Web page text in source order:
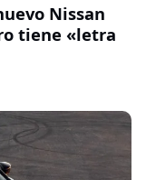
Nissan
tiene «letra